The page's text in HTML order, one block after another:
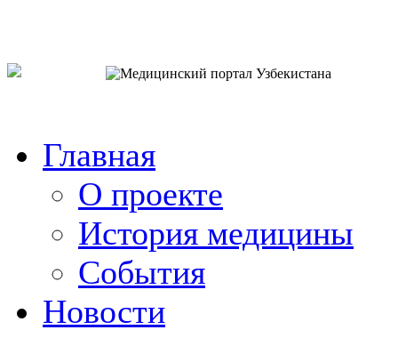
Главная
О проекте
История медицины
События
Новости